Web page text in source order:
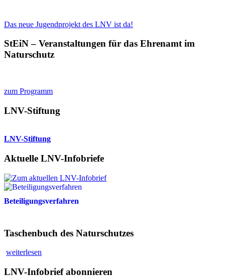
Das neue Jugendprojekt des LNV ist da!
StEiN – Veranstaltungen für das Ehrenamt im
Naturschutz
zum Programm
LNV-Stiftung
LNV-Stiftung
Aktuelle LNV-Infobriefe
Beteiligungsverfahren
Taschenbuch des Naturschutzes
weiterlesen
LNV-Infobrief abonnieren